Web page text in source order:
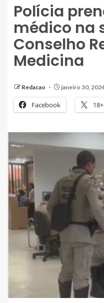
Polícia
médico na
Conselho
Medicina
Redacao janeiro 30,
Facebook 18+